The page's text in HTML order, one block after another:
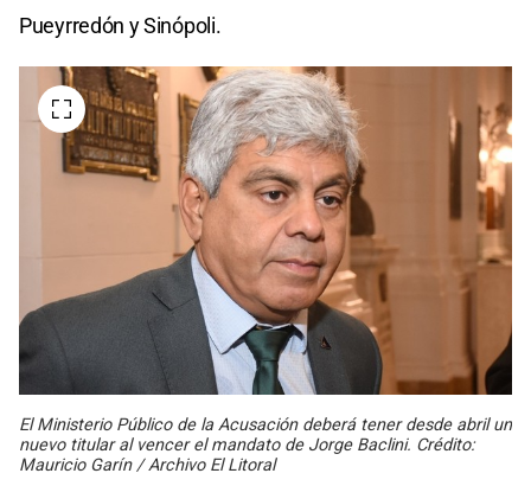
Pueyrredón y Sinópoli.
El Ministerio Público de la Acusación deberá tener desde abril un
nuevo titular al vencer el mandato de Jorge Baclini. Crédito:
Mauricio Garín / Archivo El Litoral